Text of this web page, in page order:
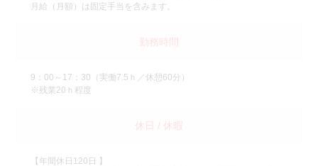
月給（月額）は固定手当を含みます。
勤務時間
9：00～17：30（実働7.5ｈ／休憩60分）
※残業20ｈ程度
休日 / 休暇
【年間休日120日 】